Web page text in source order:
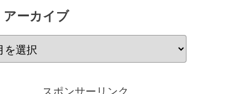
アーカイブ